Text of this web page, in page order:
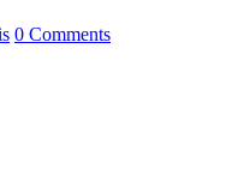
0 Comments